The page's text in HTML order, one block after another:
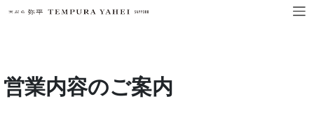
営業内容のご案内